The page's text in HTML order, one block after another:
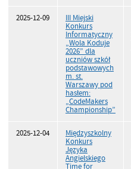
2025-12-09
III Miejski
Konkurs
Informatyczny
„Wola Koduje
2026” dla
uczniów szkół
podstawowych
m. st.
Warszawy pod
hasłem:
„CodeMakers
Championship”
2025-12-04
Międzyszkolny
Konkurs
Języka
Angielskiego
Time for